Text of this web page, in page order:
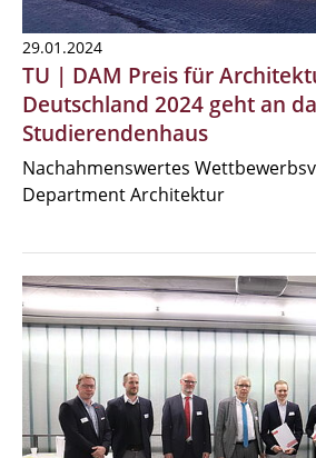
29.01.2024
TU | DAM Preis für
Deutschland 2024 geht an
Studierendenhaus
Nachahmenswertes
Department Architektur